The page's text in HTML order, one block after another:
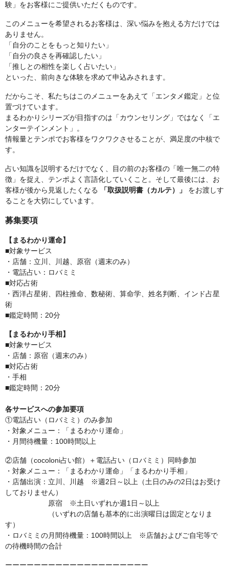
験」をお客様にご提供いただくものです。
このメニューを希望されるお客様は、深い悩みを抱える方だけでは
ありません。
「自分のことをもっと知りたい」
「自分の良さを再確認したい」
「推しとの相性を楽しく占いたい」
といった、前向きな体験を求めて申込みされます。
だからこそ、私たちはこのメニューをあえて「エンタメ鑑定」と位
置づけています。
まるわかりシリーズが目指すのは「カウンセリング」ではなく「エ
ンターテインメント」。
情報量とテンポでお客様をワクワクさせることが、満足度の中核で
す。
占い知識を説明するだけでなく、目の前のお客様の「唯一無二の特
徴」を捉え、テンポよく言語化していくこと。そして最後には、お
客様が後から見返したくなる
「取扱説明書（カルテ）」
をお渡しす
ることを大切にしています。
募集要項
【まるわかり運命】
■対象サービス
・店舗：立川、川越、原宿（週末のみ）
・電話占い：ロバミミ
■対応占術
・西洋占星術、四柱推命、数秘術、算命学、姓名判断、インド占星
術
■鑑定時間：20分
【まるわかり手相】
■対象サービス
・店舗：原宿（週末のみ）
■対応占術
・手相
■鑑定時間：20分
各サービスへの参加要項
①電話占い（ロバミミ）のみ参加
・対象メニュー：「まるわかり運命」
・月間待機量：100時間以上
②店舗（cocoloni占い館）＋電話占い（ロバミミ）同時参加
・対象メニュー：「まるわかり運命」「まるわかり手相」
・店舗出演：立川、川越 ※週2日～以上（土日のみの2日はお受け
しておりません）
原宿 ※土日いずれか週1日～以上
（いずれの店舗も基本的に出演曜日は固定となりま
す）
・ロバミミの月間待機量：100時間以上 ※店舗およびご自宅等で
の待機時間の合計
ーーーーーーーーーーーーーーーーーーーー